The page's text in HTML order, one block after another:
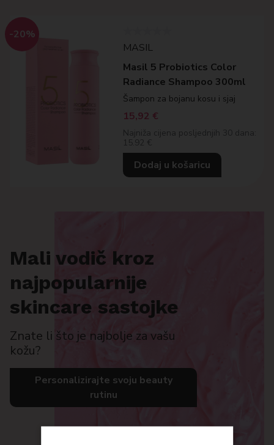
-20%
MASIL
Masil 5 Probiotics Color
Radiance Shampoo 300ml
Šampon za bojanu kosu i sjaj
15,92 €
Najniža cijena posljednjih 30 dana:
15.92 €
Dodaj u košaricu
Mali vodič kroz
najpopularnije
skincare sastojke
Znate li što je najbolje za vašu
kožu?
Personalizirajte svoju beauty
rutinu